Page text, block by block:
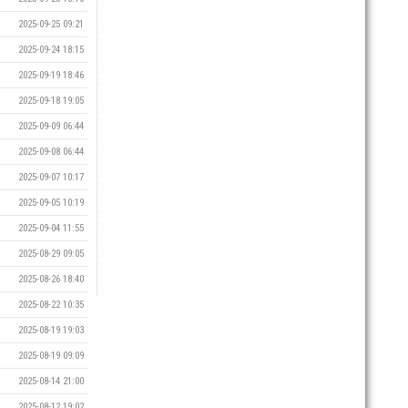
2025-09-25 09:21
2025-09-24 18:15
2025-09-19 18:46
2025-09-18 19:05
2025-09-09 06:44
2025-09-08 06:44
2025-09-07 10:17
2025-09-05 10:19
2025-09-04 11:55
2025-08-29 09:05
2025-08-26 18:40
2025-08-22 10:35
2025-08-19 19:03
2025-08-19 09:09
2025-08-14 21:00